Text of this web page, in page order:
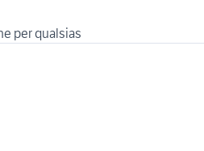
per qualsias